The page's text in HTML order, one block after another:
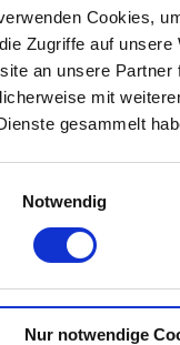
Cookies,
Zugriffe auf
an unsere
mit
gesammelt
Notwendig
Nur notwendige